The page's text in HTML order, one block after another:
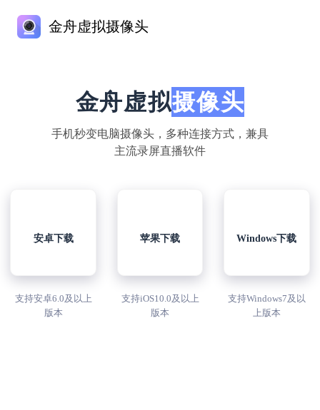
金舟虚拟摄像头
金舟虚拟摄像头
手机秒变电脑摄像头，多种连接方式，兼具
主流录屏直播软件
安卓下载
支持安卓6.0及以上
版本
苹果下载
支持iOS10.0及以上
版本
Windows下载
支持Windows7及以
上版本